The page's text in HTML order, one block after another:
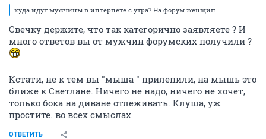
куда идут мужчины в интернете с утра? На форум женщин
Свечку держите, что так категорично заявляете ? И
много ответов вы от мужчин форумских получили ?
Кстати, не к тем вы "мыша " прилепили, на мышь это
ближе к Светлане. Ничего не надо, ничего не хочет,
только бока на диване отлеживать. Клуша, уж
простите. во всех смыслах
ОТВЕТИТЬ